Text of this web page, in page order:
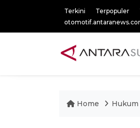
Terkini Terpopuler
Home